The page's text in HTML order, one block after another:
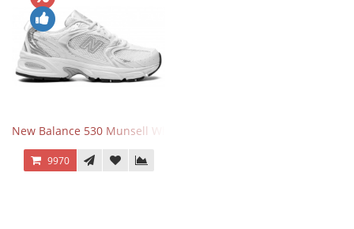
New Balance 530 Munsell White Silver
9970